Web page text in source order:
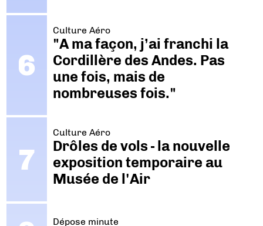
Culture Aéro
"A ma façon, j’ai franchi la
Cordillère des Andes. Pas
une fois, mais de
nombreuses fois."
Culture Aéro
Drôles de vols - la nouvelle
exposition temporaire au
Musée de l'Air
Dépose minute